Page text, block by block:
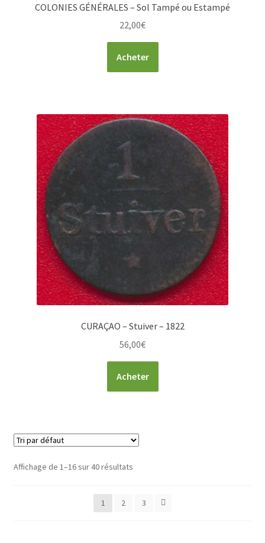
COLONIES GÉNÉRALES – Sol Tampé ou Estampé
22,00€
Acheter
CURAÇAO – Stuiver – 1822
56,00€
Acheter
Affichage de 1–16 sur 40 résultats
1 2 3